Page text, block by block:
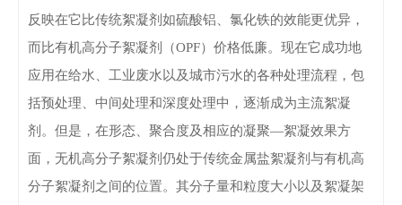
反映在它比传统絮凝剂如硫酸铝、氯化铁的效能更优异，
而比有机高分子絮凝剂（OPF）价格低廉。现在它成功地
应用在给水、工业废水以及城市污水的各种处理流程，包
括预处理、中间处理和深度处理中，逐渐成为主流絮凝
剂。但是，在形态、聚合度及相应的凝聚—絮凝效果方
面，无机高分子絮凝剂仍处于传统金属盐絮凝剂与有机高
分子絮凝剂之间的位置。其分子量和粒度大小以及絮凝架